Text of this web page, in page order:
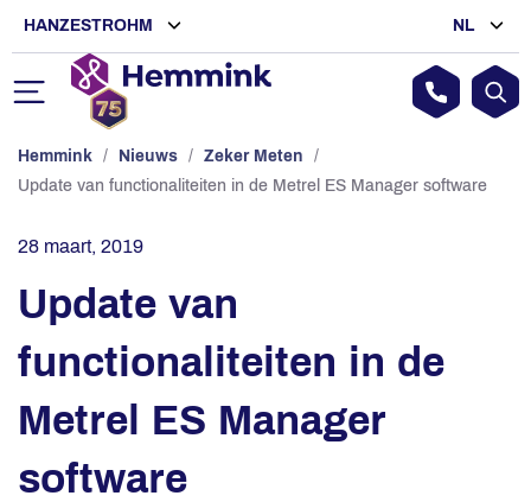
HANZESTROHM NL
Hemmink / Nieuws / Zeker Meten
/
Update van functionaliteiten in de Metrel ES Manager software
28 maart, 2019
Update van
functionaliteiten in de
Metrel ES Manager
software